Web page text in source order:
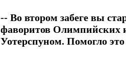
-- Во втором забеге вы
фаворитов Олимпийских
Уотерспуном. Помогло